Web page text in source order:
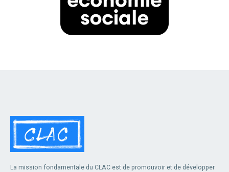
La mission fondamentale du CLAC est de promouvoir et de développer